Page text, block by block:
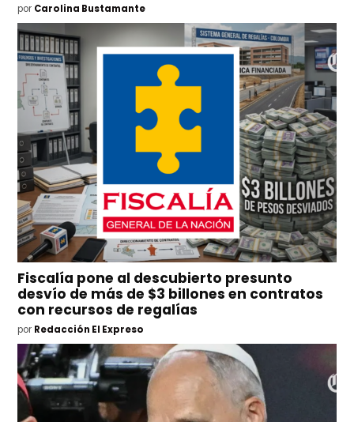
por Carolina Bustamante
Fiscalía pone al descubierto presunto
desvío de más de $3 billones en contratos
con recursos de regalías
por Redacción El Expreso